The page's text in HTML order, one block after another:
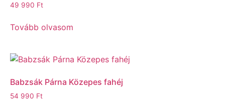
49 990 Ft
Tovább olvasom
Babzsák Párna Közepes fahéj
54 990 Ft